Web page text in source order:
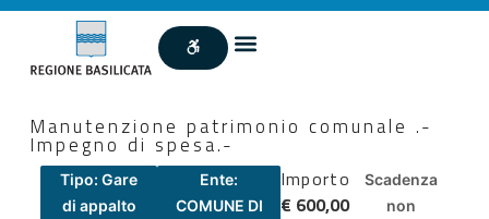
Manutenzione patrimonio comunale .-
Impegno di spesa.-
Tipo: Gare
di appalto
Ente:
COMUNE DI
Importo
€ 600,00
Scadenza
non